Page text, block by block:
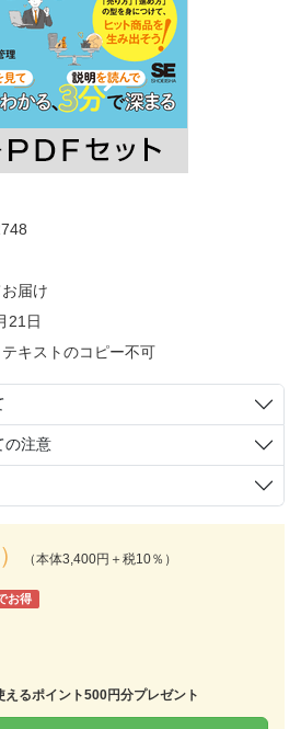
届け
21日
キストのコピー不可
の注意
（本体3,400円＋税10％）
お得
えるポイント500円分プレゼント